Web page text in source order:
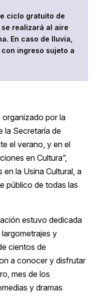
ciclo gratuito de
realizará al aire
En caso de lluvia,
ingreso sujeto a
organizado por la
la Secretaría de
el verano, y en el
en Cultura”,
la Usina Cultural, a
público de todas las
estuvo dedicada
y
cientos de
a conocer y disfrutar
mes de los
y dramas